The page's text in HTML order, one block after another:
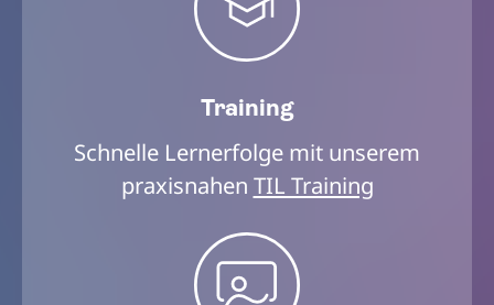
Training
Schnelle Lernerfolge mit unserem
praxisnahen TIL Training